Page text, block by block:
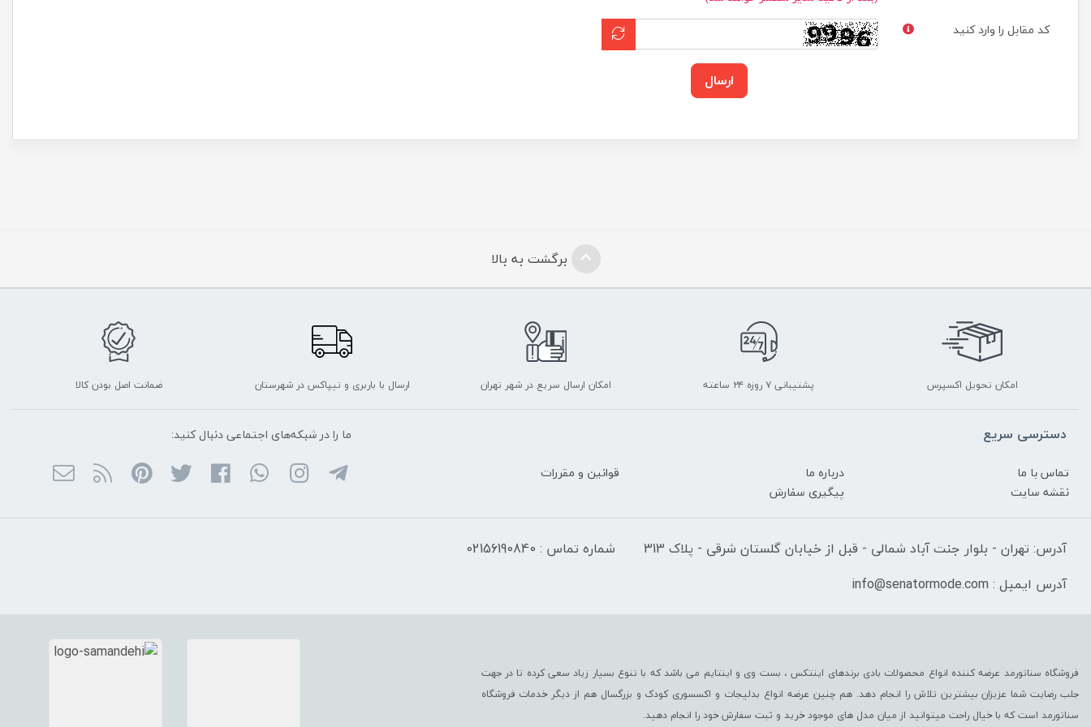
کد مقابل را وارد کنید
ارسال
برگشت به بالا
امکان تحویل اکسپرس پشتیبانی ۷ روزه ۲۴ ساعته امکان ارسال سریع در شهر تهران ارسال با باربری و تیپاکس در شهرستان ضمانت اصل بودن کالا
دسترسی سریع
تماس با ما درباره ما
قوانین و مقررات
نقشه سایت
پیگیری سفارش
ما را در شبکه‌های اجتماعی دنبال کنید:
آدرس: تهران - بلوار جنت آباد شمالی - قبل از خیابان گلستان شرقی - پلاک 313
شماره تماس : 02156190840
آدرس ایمیل : info@senatormode.com
فروشگاه سناتورمد عرضه کننده انواع محصولات بادی برندهای اینتکس ، بست وی و اینتایم می باشد که با تنوع بسیار زیاد سعی کرده تا در جهت
جلب رضایت شما عزیزان بیشترین تلاش را انجام دهد. هم چنین عرضه انواع بدلیجات و اکسسوری کودک و بزرگسال هم از دیگر خدمات فروشگاه
سناتورمد است که با خیال راحت میتوانید از میان مدل های موجود خرید و ثبت سفارش خود را انجام دهید.